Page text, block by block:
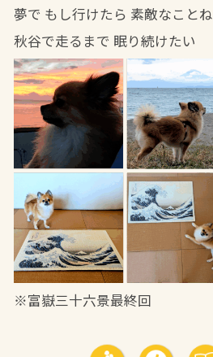
夢で もし行けたら 素敵なことね
秋谷で走るまで 眠り続けたい
※富嶽三十六景最終回